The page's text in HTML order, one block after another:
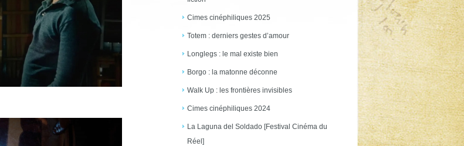
Cimes cinéphiliques 2025
Totem : derniers gestes d’amour
Longlegs : le mal existe bien
Borgo : la matonne déconne
Walk Up : les frontières invisibles
Cimes cinéphiliques 2024
La Laguna del Soldado [Festival Cinéma du
Réel]